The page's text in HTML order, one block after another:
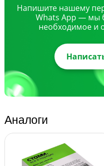
Напишите нашему
Whats App — мы
необходимое и
Аналоги